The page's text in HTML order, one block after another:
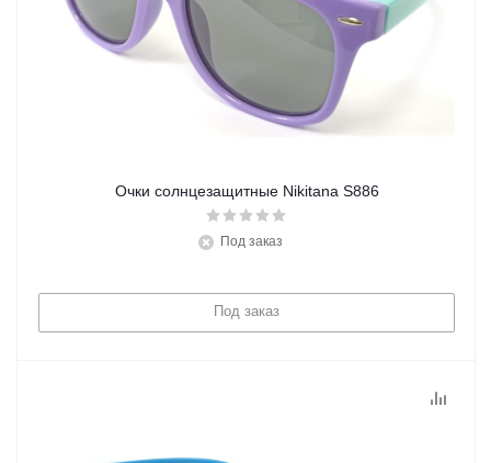
Очки солнцезащитные Nikitana S886
Под заказ
Под заказ